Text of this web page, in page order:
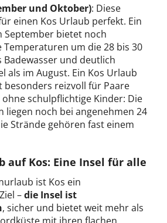
und Oktober): Diese
einen Kos Urlaub perfekt. Ein
September bietet noch
um die 28 bis 30
Badewasser und deutlich
als im August. Ein Kos Urlaub
besonders reizvoll für Paare
ohne schulpflichtige Kinder: Die
liegen noch bei angenehmen 24
Strände gehören fast einem
auf Kos: Eine Insel für alle
ist Kos ein
–die Insel ist
, sicher und bietet weit mehr als